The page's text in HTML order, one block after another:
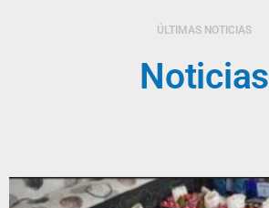
ÚLTIMAS NOTICIAS
Noticias